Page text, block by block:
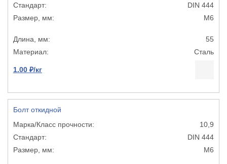
DIN 444
М6
55
Сталь
1.00 ₽/кг
Болт откидной
10,9
DIN 444
М6